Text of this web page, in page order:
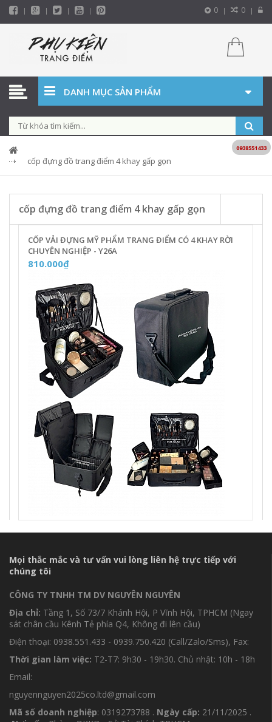
0 0
DANH MỤC SẢN PHẨM
cốp đựng đồ trang điểm 4 khay gấp gọn
cốp đựng đồ trang điểm 4 khay gấp gọn
CỐP VẢI ĐỰNG MỸ PHẨM TRANG ĐIỂM CÓ 4 KHAY RỜI
CHUYÊN NGHIỆP - Y26A
810.000₫
Mọi thắc mắc và tư vấn vui lòng liên hệ trực tiếp với
chúng tôi
CÔNG TY TNHH TM DV NGUYÊN NGUYÊN
Địa chỉ: Tầng 1, Số 73/7 Khánh Hội, P Vĩnh Hội, TPHCM (Ngay
sát chân cầu Kênh Tẻ phía Q4, Không đi lên cầu)
Điện thoại: 0938.551.433 - 0939.750.420 (Call/Zalo/Sms), Fax:
Thời gian làm việc: T2-T7: 9h30 - 19h30. Chủ nhật: 10h - 18h
Email:
nguyennguyen2025co.ltd@gmail.com
Mã số doanh nghiệp: 0319273788 . Ngày cấp: 21/11/2025 .
0938551433